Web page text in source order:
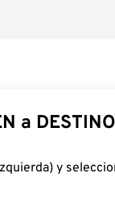
a DESTINO
y